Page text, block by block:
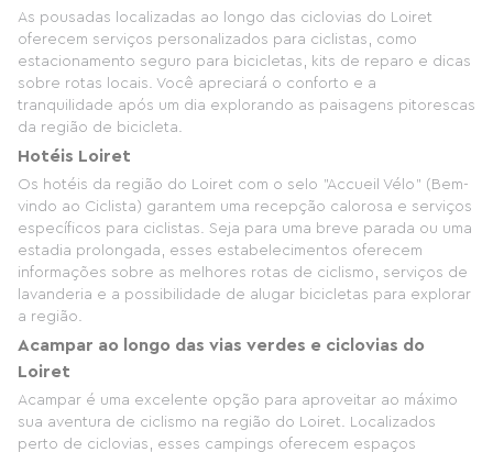
As pousadas localizadas ao longo das ciclovias do Loiret
oferecem serviços personalizados para ciclistas, como
estacionamento seguro para bicicletas, kits de reparo e dicas
sobre rotas locais. Você apreciará o conforto e a
tranquilidade após um dia explorando as paisagens pitorescas
da região de bicicleta.
Hotéis Loiret
Os hotéis da região do Loiret com o selo "Accueil Vélo" (Bem-
vindo ao Ciclista) garantem uma recepção calorosa e serviços
específicos para ciclistas. Seja para uma breve parada ou uma
estadia prolongada, esses estabelecimentos oferecem
informações sobre as melhores rotas de ciclismo, serviços de
lavanderia e a possibilidade de alugar bicicletas para explorar
a região.
Acampar ao longo das vias verdes e ciclovias do
Loiret
Acampar é uma excelente opção para aproveitar ao máximo
sua aventura de ciclismo na região do Loiret. Localizados
perto de ciclovias, esses campings oferecem espaços